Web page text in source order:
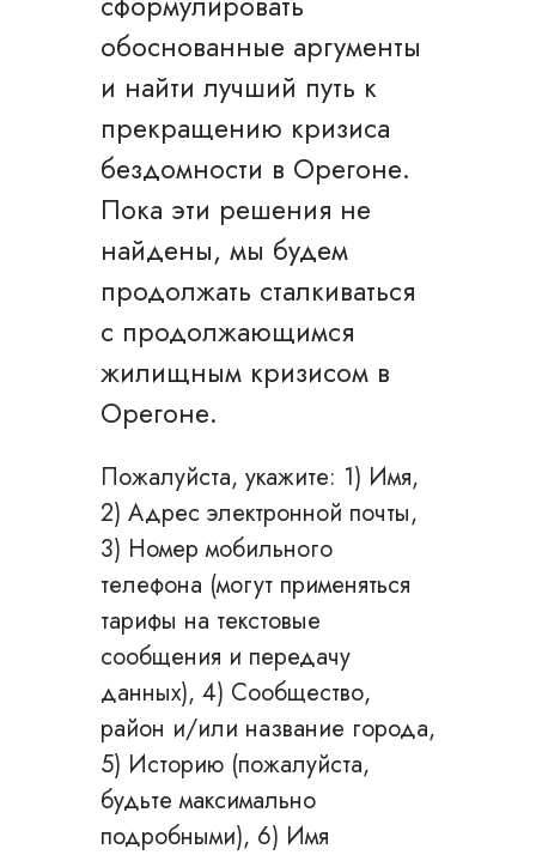
обоснованные аргументы
и найти лучший путь к
прекращению кризиса
бездомности в Орегоне.
Пока эти решения не
найдены, мы будем
продолжать сталкиваться
с продолжающимся
жилищным кризисом в
Орегоне.
Пожалуйста, укажите: 1) Имя,
2) Адрес электронной почты,
3) Номер мобильного
телефона (могут применяться
тарифы на текстовые
сообщения и передачу
данных), 4) Сообщество,
район и/или название города,
5) Историю (пожалуйста,
будьте максимально
подробными), 6) Имя